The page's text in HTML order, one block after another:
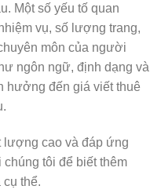
Một số yếu tố quan
vụ, số lượng trang,
môn của người
ngôn ngữ, định dạng và
hưởng đến giá viết thuê
lượng cao và đáp ứng
tôi để biết thêm
cụ thể.